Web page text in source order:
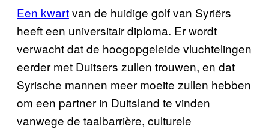
Een kwartvan de huidige golf van Syriërs
heeft een universitair diploma. Er wordt
verwacht dat de hoogopgeleide vluchtelingen
eerder met Duitsers zullen trouwen, en dat
Syrische mannen meer moeite zullen hebben
om een partner in Duitsland te vinden
vanwege de taalbarrière, culturele